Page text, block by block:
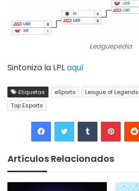
Leaguepedia
Sintoniza la LPLaquí
Etiquetas eSports League of Legends
Top Esports
Tumblr
Artículos Relacionados